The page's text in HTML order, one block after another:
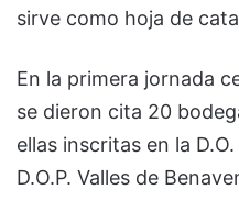
sirve como hoja de
En la primera jornada
se dieron cita 20
ellas inscritas en la
D.O.P. Valles de